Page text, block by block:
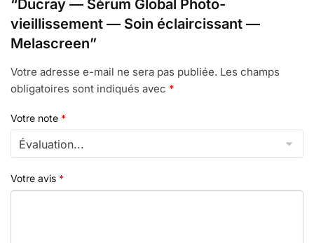
“Ducray — Sérum Global Photo-
vieillissement — Soin éclaircissant —
Melascreen”
Votre adresse e-mail ne sera pas publiée. Les champs
obligatoires sont indiqués avec *
Votre note *
Votre avis *